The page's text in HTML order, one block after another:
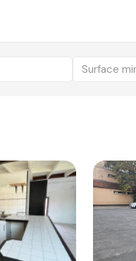
Surface